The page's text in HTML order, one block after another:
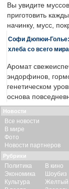
Вы увидите
приготовить
начинку, мусс,
Софи Дюпюи-Голье:
хлеба со всего мира
Аромат
эндорфинов,
генетическом
основа
Новости
Все новости
В мире
Фото
Новости партнеров
Рубрики
Политика
Экономика
Культура
В кино
Шоубиз
Желтый